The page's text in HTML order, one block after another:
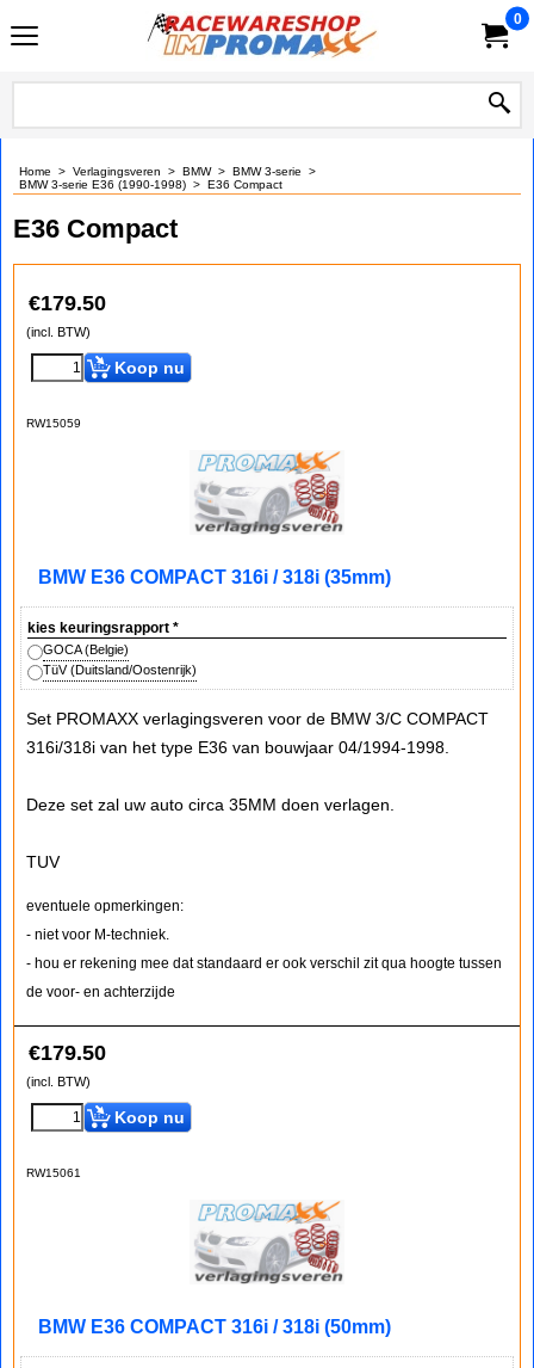
0
Home > Verlagingsveren > BMW> BMW 3-serie >
BMW 3-serie E36 (1990-1998) > E36 Compact
E36 Compact
€179.50
(incl. BTW)
Koop nu
RW15059
BMW E36 COMPACT 316i / 318i (35mm)
kies keuringsrapport *
GOCA (Belgie)
TüV (Duitsland/Oostenrijk)
Set PROMAXX verlagingsveren voor de BMW 3/C COMPACT
316i/318i van het type E36 van bouwjaar 04/1994-1998.
Deze set zal uw auto circa 35MM doen verlagen.
TUV
eventuele opmerkingen:
- niet voor M-techniek.
- hou er rekening mee dat standaard er ook verschil zit qua hoogte tussen
de voor- en achterzijde
€179.50
(incl. BTW)
Koop nu
RW15061
BMW E36 COMPACT 316i / 318i (50mm)